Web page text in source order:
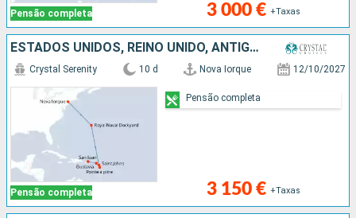
Pensão completa 3 000 € +Taxas
ESTADOS UNIDOS, REINO UNIDO, ANTÍGUA E BARBUDA, GUADALUPE, FRANÇA, PORTO RICO
Pensão completa
Crystal Serenity 10 d Nova Iorque 12/10/2027
3 150 € +Taxas
Pensão completa